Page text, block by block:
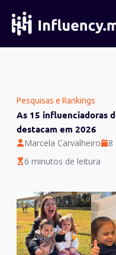
para
conteúdo
Pesquisas e Rankings
As 15 influenciadoras
destacam em 2026
Marcela Carvalheiro
8
6 minutos de leitura